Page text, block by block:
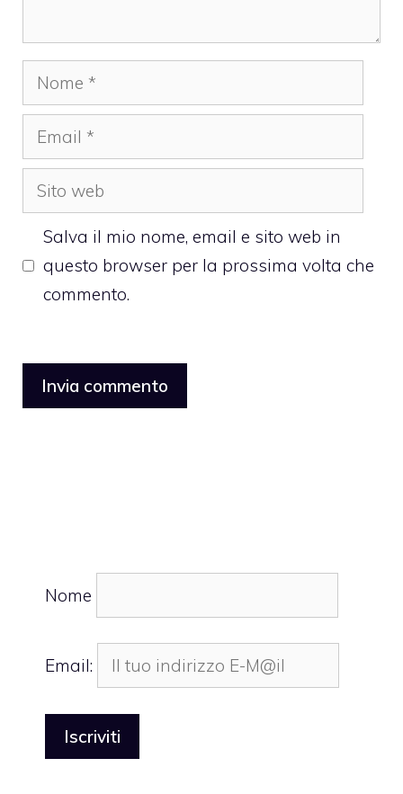
Nome
Email
Sito
web
Salva il mio nome, email e sito web in
questo browser per la prossima volta che
commento.
Nome
Email: